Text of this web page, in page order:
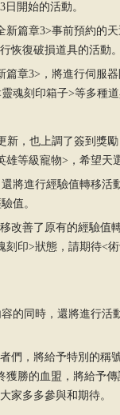
開始的活動。
新篇章3>事前預約的
恢復破損道具的活動。
篇章3>，將進行伺服
魂刻印箱子>等多種道
新，也上調了簽到獎
雄等級寵物>，希望天
將進行經驗值轉移活
值。
改善了原有的經驗值
刻印>狀態，請期待<
的同時，還將進行活
們，將給予特別的稱
獲勝的血盟，將給予
家多多參與和期待。